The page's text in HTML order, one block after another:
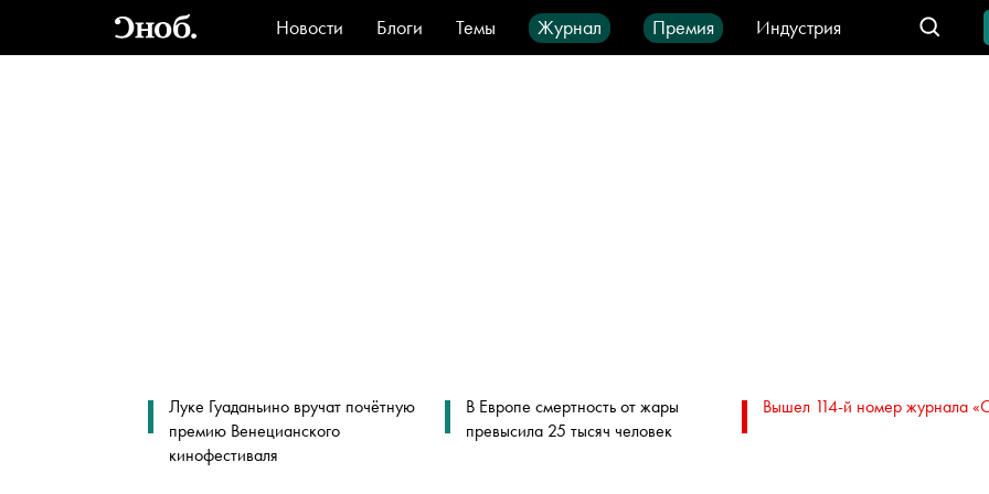
Новости Блоги Темы Журнал Премия
Индустрия
Стиль
Видео Город IT-продукты
Луке Гуаданьино вручат почётную
премию Венецианского
кинофестиваля
В Европе смертность от жары
превысила 25 тысяч человек
Вышел 114-й номер журнала